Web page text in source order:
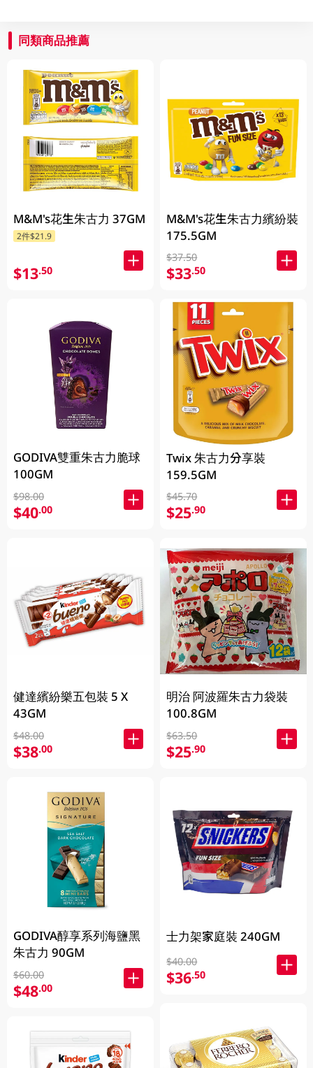
同類商品推薦
M&M's花生朱古力 37GM
2件$21.9
$13.50
GODIVA雙重朱古力脆球
100GM
$98.00
$40.00
健達繽紛樂五包裝 5 X
43GM
$48.00
$38.00
GODIVA醇享系列海鹽黑
朱古力 90GM
$60.00
$48.00
M&M's花生朱古力繽紛裝
175.5GM
$37.50
$33.50
Twix 朱古力分享裝
159.5GM
$45.70
$25.90
明治 阿波羅朱古力袋裝
100.8GM
$63.50
$25.90
士力架家庭裝 240GM
$40.00
$36.50